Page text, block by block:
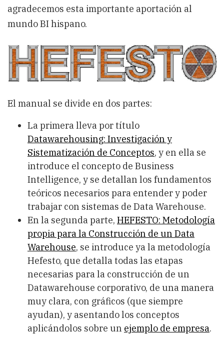
agradecemos esta importante aportación al
mundo BI hispano.
El manual se divide en dos partes:
La primera lleva por título
Datawarehousing: Investigación y
Sistematización de Conceptos, y en ella se
introduce el concepto de Business
Intelligence, y se detallan los fundamentos
teóricos necesarios para entender y poder
trabajar con sistemas de Data Warehouse.
En la segunda parte, HEFESTO: Metodología
propia para la Construcción de un Data
Warehouse, se introduce ya la metodología
Hefesto, que detalla todas las etapas
necesarias para la construcción de un
Datawarehouse corporativo, de una manera
muy clara, con gráficos (que siempre
ayudan), y asentando los conceptos
aplicándolos sobre un ejemplo de empresa.